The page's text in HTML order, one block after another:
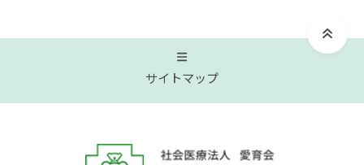
サイトマップ
トップページ